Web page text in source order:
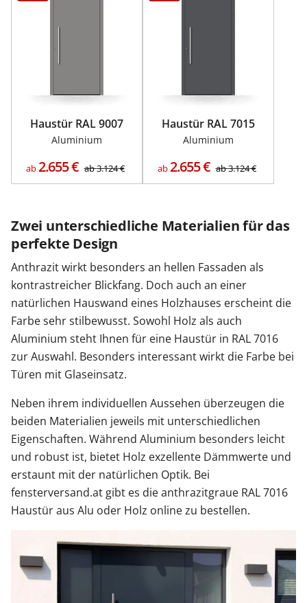
Haustür RAL 9007
Aluminium
ab2.655€ ab3.124€
Haustür RAL 7015
Aluminium
ab2.655€ ab3.124€
Zwei unterschiedliche Materialien für das
perfekte Design
Anthrazit wirkt besonders an hellen Fassaden als
kontrastreicher Blickfang. Doch auch an einer
natürlichen Hauswand eines Holzhauses erscheint die
Farbe sehr stilbewusst. Sowohl Holz als auch
Aluminium steht Ihnen für eine Haustür in RAL 7016
zur Auswahl. Besonders interessant wirkt die Farbe bei
Türen mit Glaseinsatz.
Neben ihrem individuellen Aussehen überzeugen die
beiden Materialien jeweils mit unterschiedlichen
Eigenschaften. Während Aluminium besonders leicht
und robust ist, bietet Holz exzellente Dämmwerte und
erstaunt mit der natürlichen Optik. Bei
fensterversand.at gibt es die anthrazitgraue RAL 7016
Haustür aus Alu oder Holz online zu bestellen.